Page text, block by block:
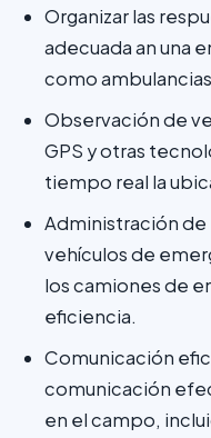
Organizar las
adecuada an una
como
Observación de
GPS y otras
tiempo real la
Administración de
vehículos de
los camiones de
eficiencia.
Comunicación
comunicación
en el campo,